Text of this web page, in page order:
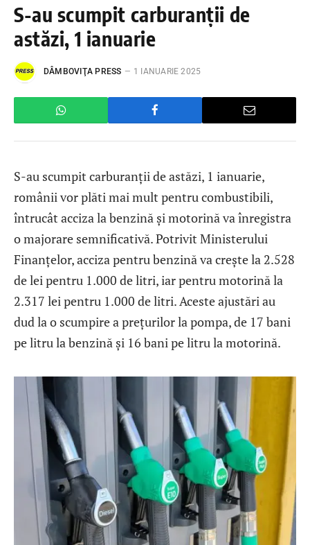
S-au scumpit carburanții de
astăzi, 1 ianuarie
DÂMBOVIŢA PRESS 1 IANUARIE 2025
S-au scumpit carburanții de astăzi, 1 ianuarie,
românii vor plăti mai mult pentru combustibili,
întrucât acciza la benzină și motorină va înregistra
o majorare semnificativă. Potrivit Ministerului
Finanțelor, acciza pentru benzină va crește la 2.528
de lei pentru 1.000 de litri, iar pentru motorină la
2.317 lei pentru 1.000 de litri. Aceste ajustări au
dud la o scumpire a prețurilor la pompa, de 17 bani
pe litru la benzină și 16 bani pe litru la motorină.